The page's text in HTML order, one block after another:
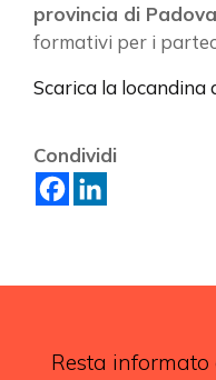
provincia di Padova
formativi per i
Scarica la locandina
Condividi
Resta informato